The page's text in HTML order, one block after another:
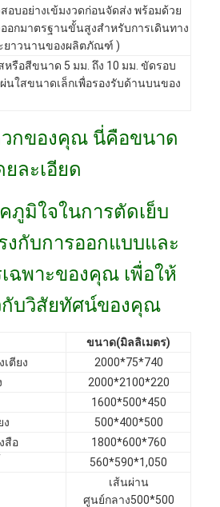
นท์
ชย์
อบอย่างเข้มงวดก่อนจัดส่ง พร้อมด้วย
กมาตรฐานขั้นสูงสำหรับการเดินทาง
ยาวนานของผลิตภัณฑ์ )
หรือสีขนาด 5 มม. ถึง 10 มม. ขัดรอบ
นใสขนาดเล็กเพื่อรองรับด้านบนของ
วกของคุณ นี่คือขนาด
ยละเอียด
ภูมิใจในการตัดเย็บ
กับการออกแบบและ
ฉพาะของคุณ เพื่อให้
กับวิสัยทัศน์ของคุณ
ขนาด(มิลลิเมตร)
เตียง
2000*75*740
2000*2100*220
1600*500*450
ง
500*400*500
สือ
1800*600*760
560*590*1,050
เส้นผ่าน
ศูนย์กลาง500*500